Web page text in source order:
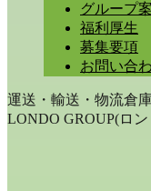
グループ
福利厚生
募集要項
お問い合
運送・輸送・物流倉
LONDO GROUP(ロ